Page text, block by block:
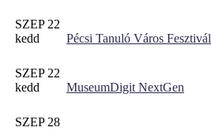
SZEP 22
kedd
Pécsi Tanuló Város Fesztivál
SZEP 22
kedd
MuseumDigit NextGen
SZEP 28